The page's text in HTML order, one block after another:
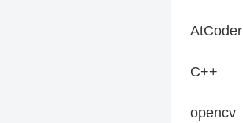
AtCoder
C++
opencv